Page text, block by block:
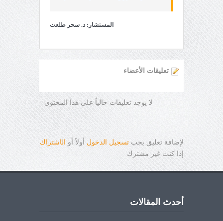
المستشار: د. سحر طلعت
تعليقات الأعضاء
لا يوجد تعليقات حالياً على هذا المحتوى
لإضافة تعليق يجب تسجيل الدخولأولاً أو الاشتراك
إذا كنت غير مشترك
أحدث المقالات